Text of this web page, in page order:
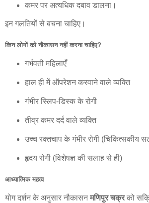
कमर पर अत्यधिक दबाव डालना।
इन गलतियों से बचना चाहिए।
किन लोगों को नौकासन नहीं करना चाहिए?
गर्भवती महिलाएँ
हाल ही में ऑपरेशन करवाने वाले व्यक्ति
गंभीर स्लिप-डिस्क के रोगी
तीव्र कमर दर्द वाले व्यक्ति
उच्च रक्तचाप के गंभीर रोगी (चिकित्सकीय
हृदय रोगी (विशेषज्ञ की सलाह से ही)
आध्यात्मिक महत्व
योग दर्शन के अनुसार नौकासनमणिपुर चक्रको